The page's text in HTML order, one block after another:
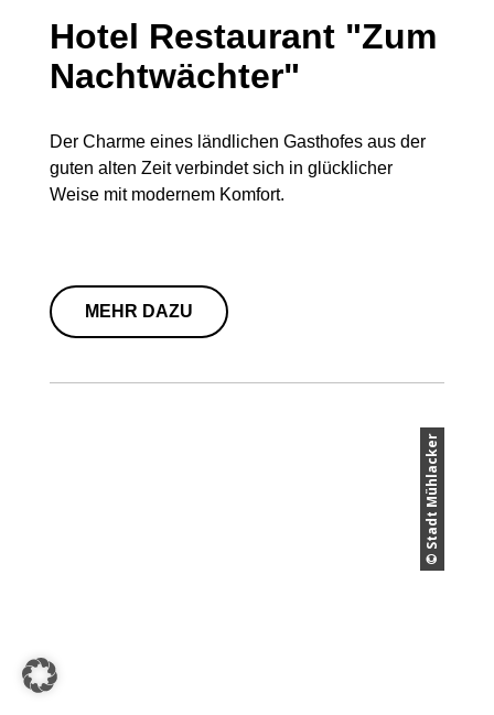
Hotel Restaurant "Zum
Nachtwächter"
Der Charme eines ländlichen Gasthofes aus der
guten alten Zeit verbindet sich in glücklicher
Weise mit modernem Komfort.
MEHR DAZU
© Stadt Mühlacker